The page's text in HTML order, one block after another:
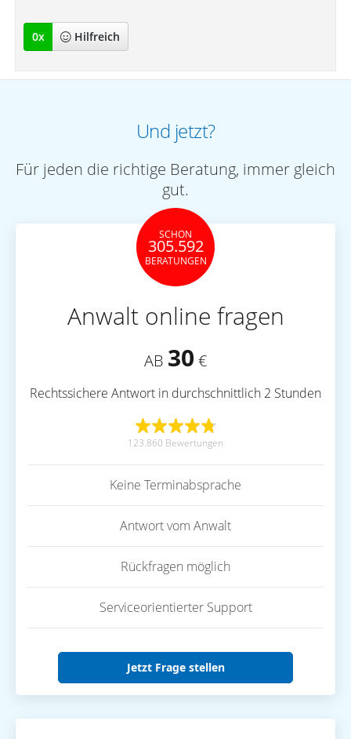
0x Hilfreich
Und jetzt?
Für jeden die richtige Beratung, immer gleich
gut.
SCHON
305.592
BERATUNGEN
Anwalt online fragen
AB 30 €
Rechtssichere Antwort in durchschnittlich 2 Stunden
123.860 Bewertungen
Keine Terminabsprache
Antwort vom Anwalt
Rückfragen möglich
Serviceorientierter Support
Jetzt Frage stellen